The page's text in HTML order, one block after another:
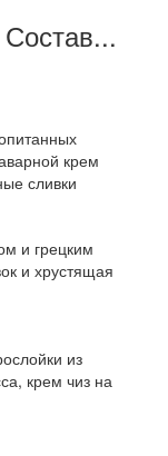
крем
сливки
и грецким
и хрустящая
из
крем чиз на